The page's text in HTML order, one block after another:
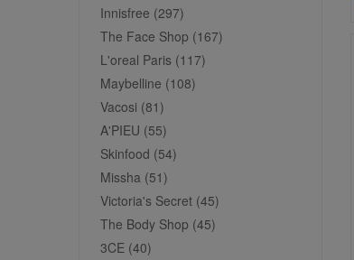
Innisfree (297)
The Face Shop (167)
L'oreal Paris (117)
Maybelline (108)
Vacosi (81)
A'PIEU (55)
Skinfood (54)
Missha (51)
Victoria's Secret (45)
The Body Shop (45)
3CE (40)